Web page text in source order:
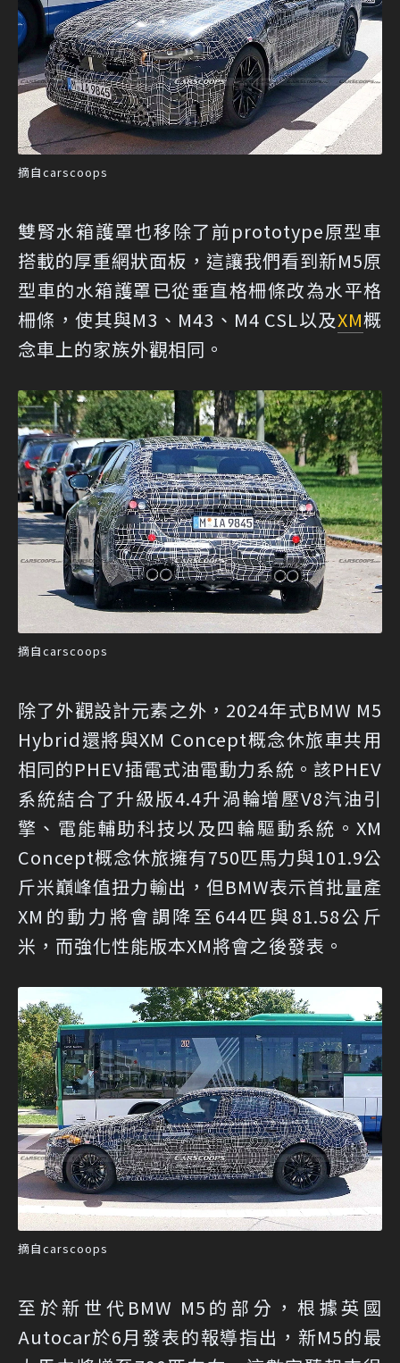
摘自carscoops
雙腎水箱護罩也移除了前prototype原型車
搭載的厚重網狀面板，這讓我們看到新M5原
型車的水箱護罩已從垂直格柵條改為水平格
柵條，使其與M3、M43、M4 CSL以及XM概
念車上的家族外觀相同。
摘自carscoops
除了外觀設計元素之外，2024年式BMW M5
Hybrid還將與XM Concept概念休旅車共用
相同的PHEV插電式油電動力系統。該PHEV
系統結合了升級版4.4升渦輪增壓V8汽油引
擎、電能輔助科技以及四輪驅動系統。XM
Concept概念休旅擁有750匹馬力與101.9公
斤米巔峰值扭力輸出，但BMW表示首批量產
XM的動力將會調降至644匹與81.58公斤
米，而強化性能版本XM將會之後發表。
摘自carscoops
至於新世代BMW M5的部分，根據英國
Autocar於6月發表的報導指出，新M5的最